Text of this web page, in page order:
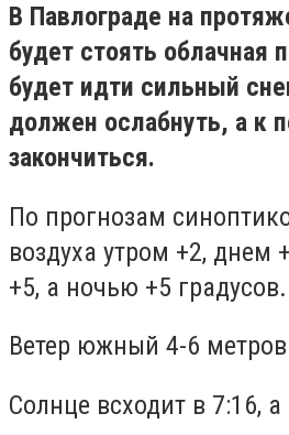
В Павлограде на
будет стоять облачная
будет идти сильный
должен ослабнуть, а к
закончиться.
По прогнозам
воздуха утром +2, днем
+5, а ночью +5 градусов.
Ветер южный 4-6 метров
Солнце всходит в 7:16,